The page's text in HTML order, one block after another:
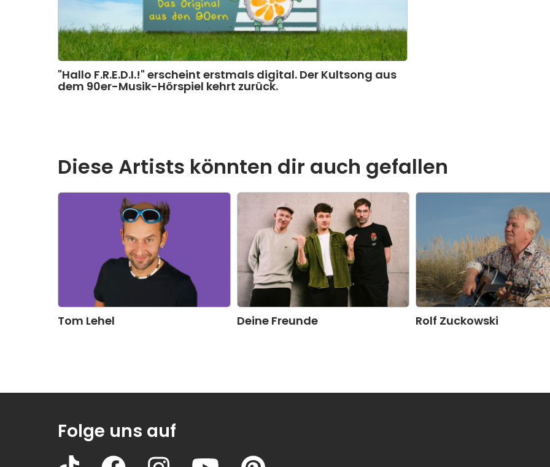
"Hallo F.R.E.D.I.!" erscheint erstmals digital. Der Kultsong aus
dem 90er-Musik-Hörspiel kehrt zurück.
Diese Artists könnten dir auch gefallen
Tom Lehel Deine Freunde Rolf Zuckowski
Folge uns auf